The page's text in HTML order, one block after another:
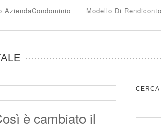
AziendaCondominio Modello Di
è cambiato il